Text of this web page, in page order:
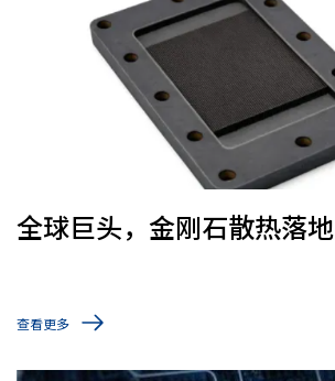
全球巨头，金刚石散热落地
查看更多